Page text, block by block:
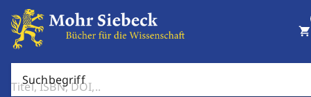
Suchbegriff
shopping_cart